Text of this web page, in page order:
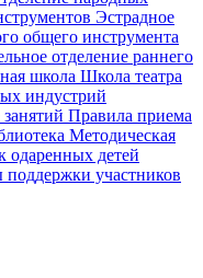
Эстрадное
общего инструмента
отделение раннего
школа Школа‌‌‌‌ театра
индустрий
Правила приема
Методическая
одаренных детей
участников